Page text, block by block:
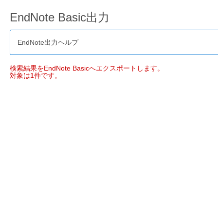
EndNote Basic出力
EndNote出力ヘルプ
検索結果をEndNote Basicへエクスポートします。
対象は1件です。